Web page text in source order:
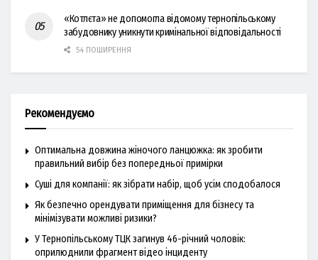
«Котлєта» не допомогла відомому тернопільському
забудовнику уникнути кримінальної відповідальності
54 ПОШИРЕННЯ
Рекомендуємо
Оптимальна довжина жіночого ланцюжка: як зробити
правильний вибір без попередньої примірки
Суші для компанії: як зібрати набір, щоб усім сподобалося
Як безпечно орендувати приміщення для бізнесу та
мінімізувати можливі ризики?
У Тернопільському ТЦК загинув 46-річний чоловік:
оприлюднили фрагмент відео інциденту